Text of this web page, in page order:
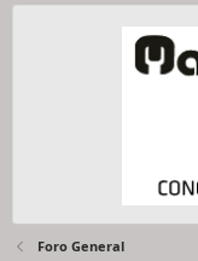
Foro General